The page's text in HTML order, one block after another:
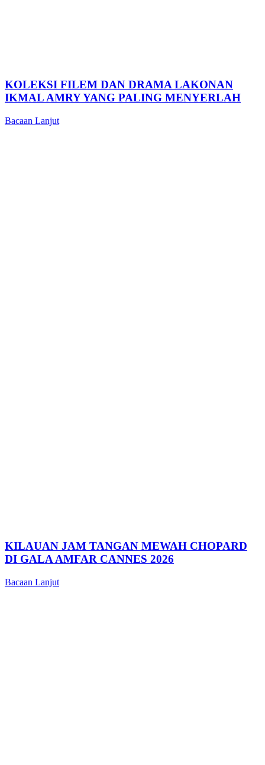
KOLEKSI FILEM DAN DRAMA LAKONAN
IKMAL AMRY YANG PALING MENYERLAH
Bacaan Lanjut
KILAUAN JAM TANGAN MEWAH CHOPARD
DI GALA AMFAR CANNES 2026
Bacaan Lanjut